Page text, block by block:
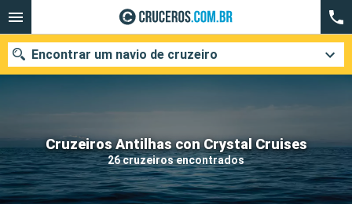
Cruzeiros Antilhas con Crystal Cruises
26 cruzeiros encontrados
Encontrar um navio de cruzeiro
Quando ir?
Data de partida